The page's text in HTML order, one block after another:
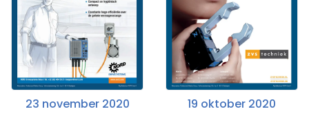
23 november 2020 19 oktober 2020